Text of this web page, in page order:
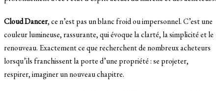
Cloud Dancer, ce n’est pas un blanc froid ou impersonnel. C’est une
couleur lumineuse, rassurante, qui évoque la clarté, la simplicité et le
renouveau. Exactement ce que recherchent de nombreux acheteurs
lorsqu’ils franchissent la porte d’une propriété : se projeter,
respirer, imaginer un nouveau chapitre.